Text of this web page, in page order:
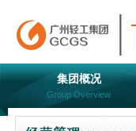
集团概况
Group Overview